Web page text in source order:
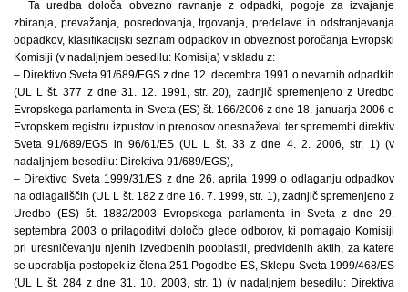
Ta uredba določa obvezno ravnanje z odpadki, pogoje za izvajanje
zbiranja, prevažanja, posredovanja, trgovanja, predelave in odstranjevanja
odpadkov, klasifikacijski seznam odpadkov in obveznost poročanja Evropski
Komisiji (v nadaljnjem besedilu: Komisija) v skladu z:
– Direktivo Sveta 91/689/EGS z dne 12. decembra 1991 o nevarnih odpadkih
(UL L št. 377 z dne 31. 12. 1991, str. 20), zadnjič spremenjeno z Uredbo
Evropskega parlamenta in Sveta (ES) št. 166/2006 z dne 18. januarja 2006 o
Evropskem registru izpustov in prenosov onesnaževal ter spremembi direktiv
Sveta 91/689/EGS in 96/61/ES (UL L št. 33 z dne 4. 2. 2006, str. 1) (v
nadaljnjem besedilu: Direktiva 91/689/EGS),
– Direktivo Sveta 1999/31/ES z dne 26. aprila 1999 o odlaganju odpadkov
na odlagališčih (UL L št. 182 z dne 16. 7. 1999, str. 1), zadnjič spremenjeno z
Uredbo (ES) št. 1882/2003 Evropskega parlamenta in Sveta z dne 29.
septembra 2003 o prilagoditvi določb glede odborov, ki pomagajo Komisiji
pri uresničevanju njenih izvedbenih pooblastil, predvidenih aktih, za katere
se uporablja postopek iz člena 251 Pogodbe ES, Sklepu Sveta 1999/468/ES
(UL L št. 284 z dne 31. 10. 2003, str. 1) (v nadaljnjem besedilu: Direktiva